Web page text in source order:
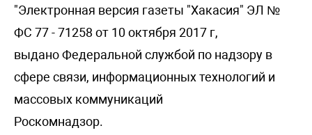
"Электронная версия газеты "Хакасия" ЭЛ №
ФС 77 - 71258 от 10 октября 2017 г,
выдано Федеральной службой по надзору в
сфере связи, информационных технологий и
массовых коммуникаций
Роскомнадзор.